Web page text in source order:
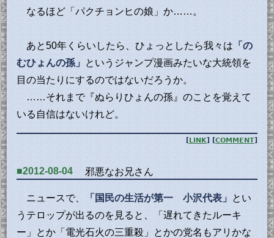
なるほど「パクチョンヒの娘」か……。
あと50年くらいしたら、ひょっとしたら我々は 「の
むひょんの孫」 というジャンプ漫画みたいな大統領を
目の当たりにするのではないだろうか。
……それまで『ぬらりひょんの孫』のことを覚えて
いる自信はないけれど。
[LINK ] [COMMENT]
■2012-08-04 邪悪なお兄さん
ニュースで、 「国民の生活が第一 小沢代表」 とい
うテロップが出るのを見ると、「遅れてきたルーキ
ー」とか「電光石火の三重殺」とかの党名もアリかな